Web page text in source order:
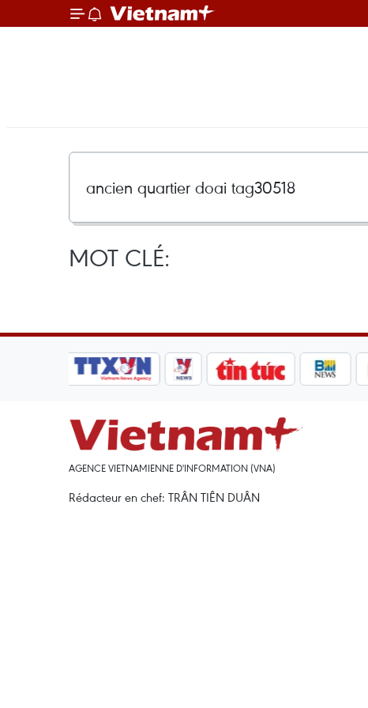
MOT CLÉ:
AGENCE VIETNAMIENNE D'INFORMATION (VNA)
Rédacteur en chef: TRÂN TIÊN DUÂN